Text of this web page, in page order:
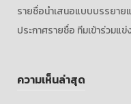
รายชื่อนำเสนอแบบบรรยาย
ประกาศรายชื่อ ทีมเข้าร่วมแ
ความเห็นล่าสุด